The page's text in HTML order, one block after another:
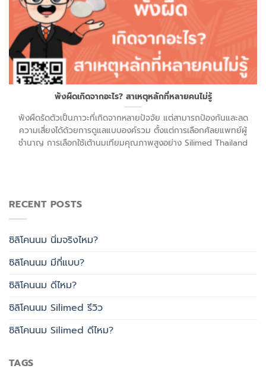
พังผืดเกิดจากอะไร? สาเหตุหลักที่หลายคนไม่รู้
พังผืดรัดตัวเป็นภาวะที่เกิดจากหลายปัจจัย แต่สามารถป้องกันและลด
ความเสี่ยงได้ด้วยการดูแลแบบองค์รวม ตั้งแต่การเลือกศัลยแพทย์ผู้
ชำนาญ การเลือกใช้เต้านมเทียมคุณภาพสูงอย่าง Silimed Thailand
RECENT POSTS
ซิลิโคนนม นิ่มจริงไหม?
ซิลิโคนนม มีกี่แบบ?
ซิลิโคนนม ดีไหม?
ซิลิโคนนม Silimed รีวิว
ซิลิโคนนม Silimed ดีไหม?
TAGS